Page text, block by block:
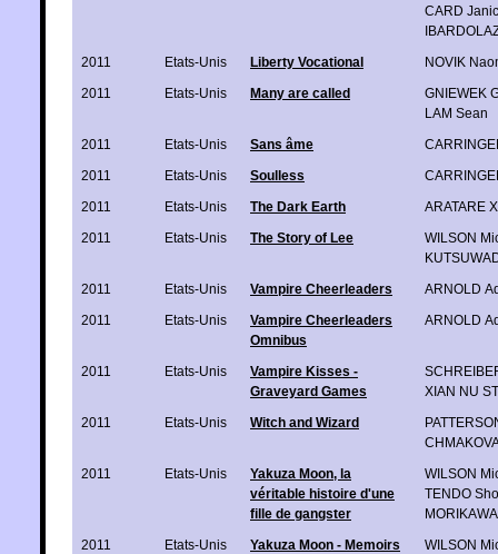
CARD
2011
Etats-Unis Liberty Vocational
NOVIK
2011
Etats-Unis Many are called
GNIEWEK
LAM Sean
2011
Etats-Unis Sans âme
2011
Etats-Unis Soulless
2011
Etats-Unis The Dark Earth
ARATARE
2011
Etats-Unis The Story of Lee
WILSON
2011
Etats-Unis Vampire Cheerleaders
ARNOLD
2011
Etats-Unis
Vampire Cheerleaders
Omnibus
ARNOLD
2011 Etats-Unis
Vampire Kisses -
Graveyard Games
XIAN NU
2011
Etats-Unis Witch and Wizard
2011
Etats-Unis
Yakuza Moon, la
véritable histoire d'une
fille de gangster
WILSON
TENDO
2011
Etats-Unis
Yakuza Moon - Memoirs
WILSON